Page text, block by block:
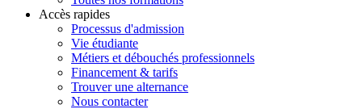
Accès rapides
Processus d'admission
Vie étudiante
Métiers et débouchés professionnels
Financement & tarifs
Trouver une alternance
Nous contacter